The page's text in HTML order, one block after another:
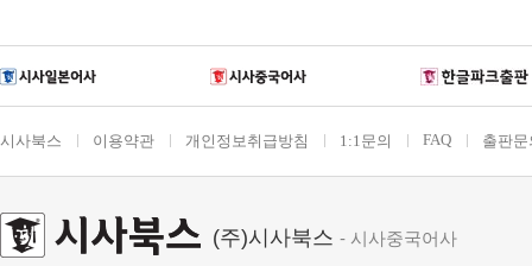
시사북스 이용약관 개인정보취급방침 1:1문의 FAQ 출판문
(주)시사북스 - 시사중국어사